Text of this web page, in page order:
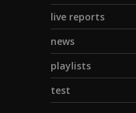
live reports
news
playlists
test